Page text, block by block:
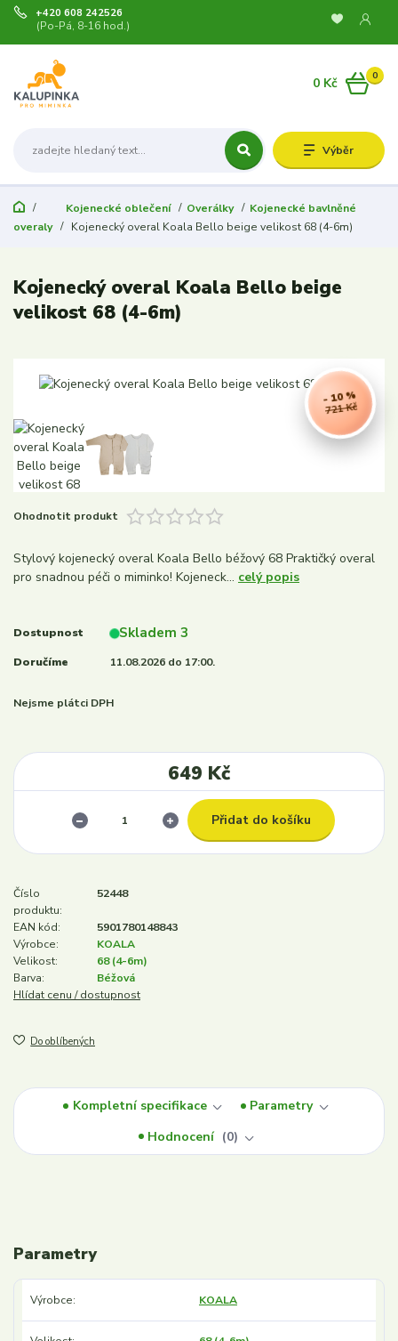
Výběr
+420 608 242526
(Po-Pá, 8-16 hod.)
0
0 Kč
Kojenecké oblečení Overálky
Kojenecké bavlněné
overaly
Kojenecký overal Koala Bello beige velikost 68 (4-6m)
Kojenecký overal Koala Bello beige
velikost 68 (4-6m)
721 Kč
- 10 %
Ohodnotit produkt
Stylový kojenecký overal Koala Bello béžový 68 Praktičký overal
pro snadnou péči o miminko! Kojeneck... celý popis
Dostupnost Skladem 3
Doručíme 11.08.2026 do 17:00.
Nejsme plátci DPH
649 Kč
Přidat do košíku
Číslo
produktu:
52448
EAN kód:
5901780148843
Výrobce:
KOALA
Velikost:
68 (4-6m)
Barva:
Béžová
Hlídat cenu / dostupnost
Do oblíbených
Kompletní specifikace
Parametry
Hodnocení
0
Parametry
Výrobce KOALA